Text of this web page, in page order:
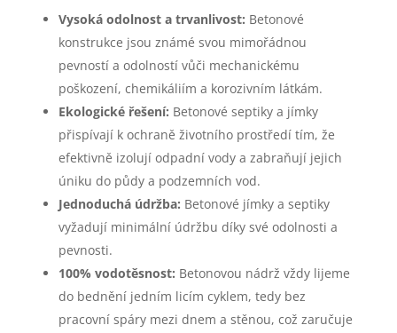
Vysoká odolnost a trvanlivost: Betonové
konstrukce jsou známé svou mimořádnou
pevností a odolností vůči mechanickému
poškození, chemikáliím a korozivním látkám.
Ekologické řešení: Betonové septiky a jímky
přispívají k ochraně životního prostředí tím, že
efektivně izolují odpadní vody a zabraňují jejich
úniku do půdy a podzemních vod.
Jednoduchá údržba: Betonové jímky a septiky
vyžadují minimální údržbu díky své odolnosti a
pevnosti.
100% vodotěsnost: Betonovou nádrž vždy lijeme
do bednění jedním licím cyklem, tedy bez
pracovní spáry mezi dnem a stěnou, což zaručuje